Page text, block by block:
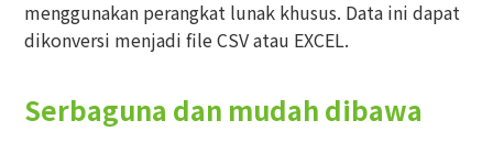
menggunakan perangkat lunak khusus. Data ini dapat
dikonversi menjadi file CSV atau EXCEL.
Serbaguna dan mudah dibawa